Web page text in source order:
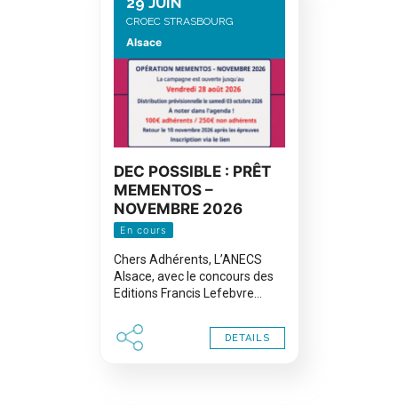
CROEC STRASBOURG
Alsace
DEC POSSIBLE : PRÊT
MEMENTOS –
NOVEMBRE 2026
En cours
Chers Adhérents, L’ANECS
Alsace, avec le concours des
Editions Francis Lefebvre…
DETAILS